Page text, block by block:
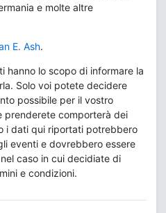
e molte altre
E. Ash.
hanno lo scopo di informare la
Solo voi potete decidere
possibile per il vostro
prenderete comporterà dei
i dati qui riportati potrebbero
eventi e dovrebbero essere
caso in cui decidiate di
e condizioni.